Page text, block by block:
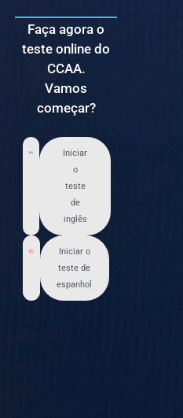
Faça agora o
teste online do
CCAA.
Vamos
começar?
Iniciar
o
teste
de
inglês
Iniciar o
teste de
espanhol